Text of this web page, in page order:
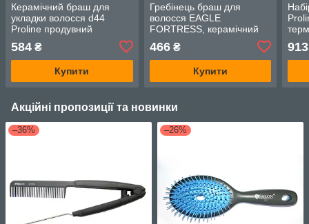
Керамічний браш для
укладки волосся d44
Proline продувний
584 ₴
Купити
Гребінець браш для
волосся EAGLE
FORTRESS, керамічний
466₴
Купити
для
913
Акційні пропозиції та новинки
–36% –26%